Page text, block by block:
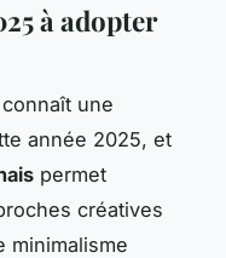
à adopter
une
année 2025, et
permet
créatives
minimalisme